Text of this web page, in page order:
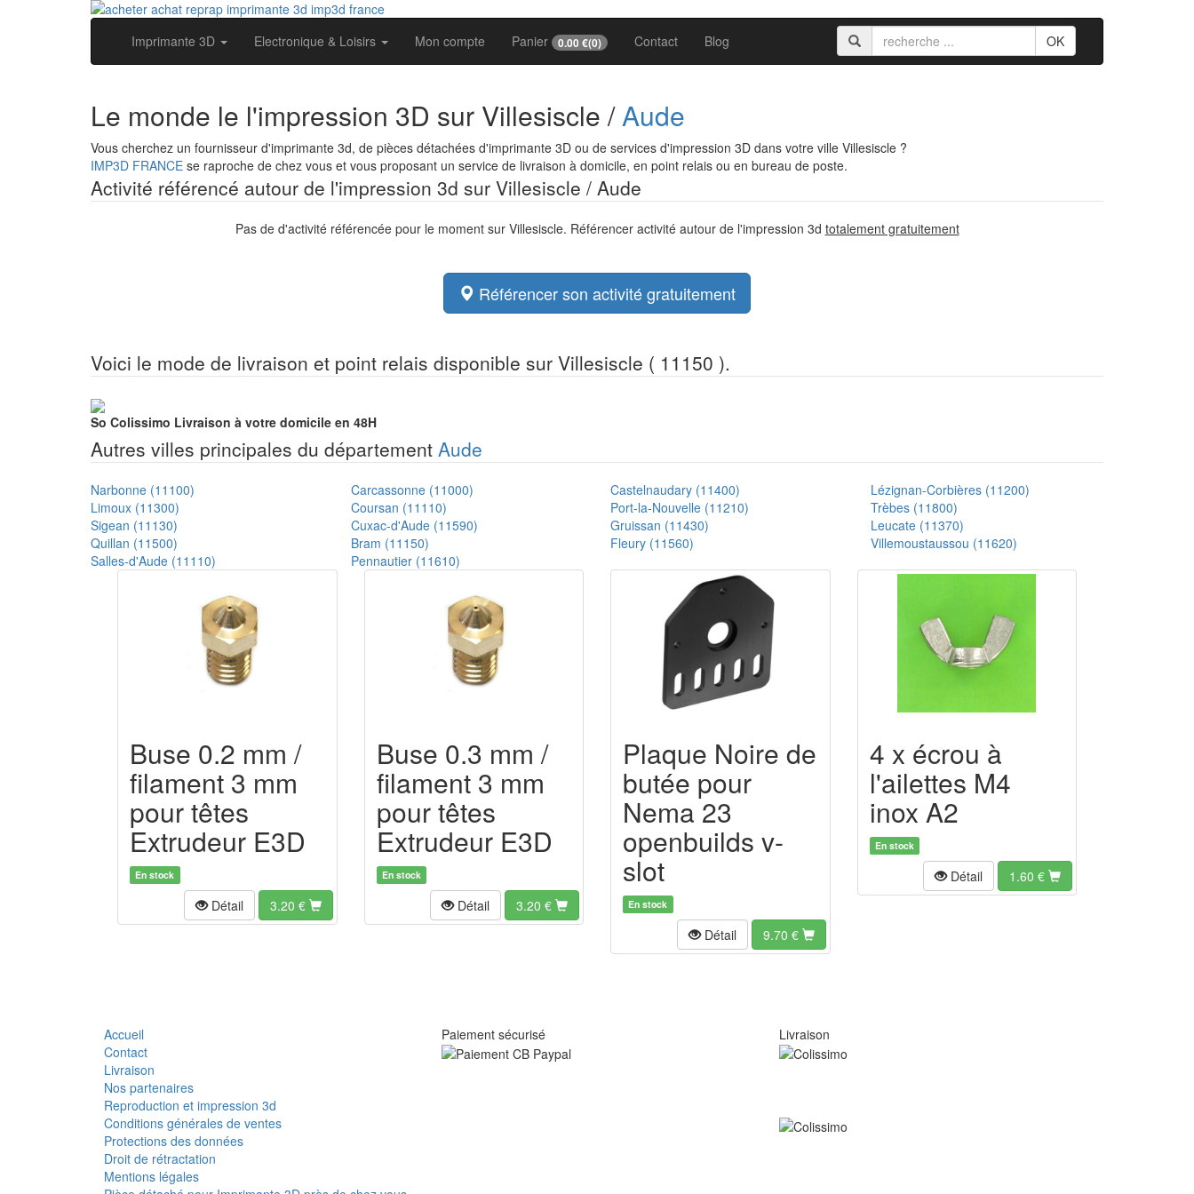
Imprimante 3D Electronique & Loisirs Mon compte Panier 0.00 €(0) Contact Blog OK
Le monde le l'impression 3D sur Villesiscle /Aude
Vous cherchez un fournisseur d'imprimante 3d, de pièces détachées d'imprimante 3D ou de services d'impression 3D dans votre ville Villesiscle ?
IMP3D FRANCE se raproche de chez vous et vous proposant un service de livraison à domicile, en point relais ou en bureau de poste.
Activité référencé autour de l'impression 3d sur Villesiscle / Aude
Pas de d'activité référencée pour le moment sur Villesiscle. Référencer activité autour de l'impression 3d totalement gratuitement
Référencer son activité gratuitement
Voici le mode de livraison et point relais disponible sur Villesiscle ( 11150 ).
So Colissimo Livraison à votre domicile en 48H
Autres villes principales du département Aude
Narbonne (11100) Carcassonne (11000) Castelnaudary (11400)
Lézignan-Corbières (11200)
Limoux (11300)
Coursan (11110) Port-la-Nouvelle (11210)
Trèbes (11800)
Sigean (11130)
Cuxac-d'Aude (11590) Gruissan (11430)
Leucate (11370)
Quillan (11500)
Bram (11150) Fleury (11560)
Villemoustaussou (11620)
Salles-d'Aude (11110)
Pennautier (11610)
Buse 0.2 mm /
filament 3 mm
pour têtes
Extrudeur E3D
En stock
Détail 3.20 €
Buse 0.3 mm /
filament 3 mm
pour têtes
Extrudeur E3D
En stock
Détail 3.20 €
Plaque Noire de
butée pour
Nema 23
openbuilds v-
slot
En stock
Détail 9.70 €
4 x écrou à
l'ailettes M4
inox A2
En stock
Détail 1.60 €
Accueil
Contact
Livraison
Nos partenaires
Reproduction et impression 3d
Conditions générales de ventes
Protections des données
Droit de rétractation
Mentions légales
Paiement sécurisé Livraison